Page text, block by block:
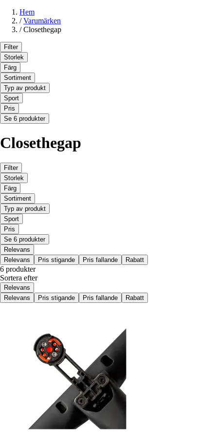
Hem
/ Varumärken
/ Closethegap
Filter
Storlek
Färg
Sortiment
Typ av produkt
Sport
Pris
Se 6 produkter
Closethegap
Filter
Storlek
Färg
Sortiment
Typ av produkt
Sport
Pris
Se 6 produkter
Relevans
Relevans
Pris stigande Pris fallande Rabatt
6 produkter
Sortera efter
Relevans
Relevans
Pris stigande Pris fallande Rabatt